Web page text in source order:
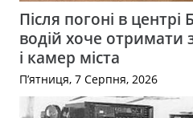
Після погоні в
водій хоче отримати
і камер міста
П’ятниця, 7 Серпня, 2026